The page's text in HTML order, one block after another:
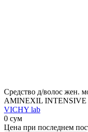
Средство д/волос жен.
AMINEXIL INTENSIVE
VICHY lab
0 сум
Цена при последнем